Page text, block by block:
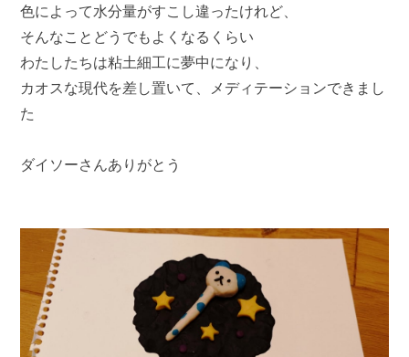
色によって水分量がすこし違ったけれど、
そんなことどうでもよくなるくらい
わたしたちは粘土細工に夢中になり、
カオスな現代を差し置いて、メディテーションできまし
た
ダイソーさんありがとう